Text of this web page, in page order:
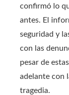
confirmó lo
antes. El
seguridad y
con las
pesar de
adelante con
tragedia.